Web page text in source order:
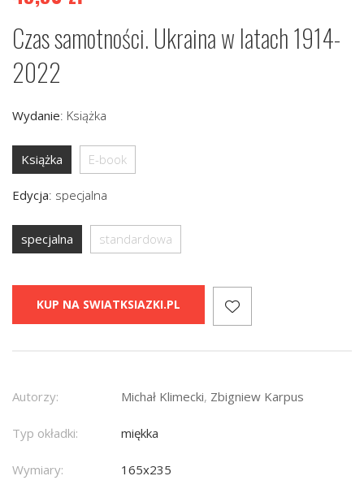
Czas samotności. Ukraina w latach 1914-
2022
Wydanie: Książka
Książka E-book
Edycja: specjalna
specjalna standardowa
KUP NA SWIATKSIAZKI.PL
Autorzy: Michał Klimecki, Zbigniew Karpus
Typ okładki: miękka
Wymiary: 165x235